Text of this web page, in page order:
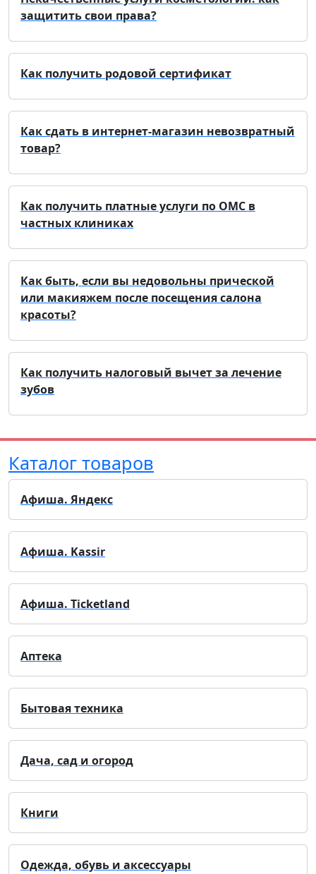
защитить свои права?
Как получить родовой сертификат
Как сдать в интернет-магазин невозвратный
товар?
Как получить платные услуги по ОМС в
частных клиниках
Как быть, если вы недовольны прической
или макияжем после посещения салона
красоты?
Как получить налоговый вычет за лечение
зубов
Каталог товаров
Афиша. Яндекс
Афиша. Kassir
Афиша. Ticketland
Аптека
Бытовая техника
Дача, сад и огород
Книги
Одежда, обувь и аксессуары